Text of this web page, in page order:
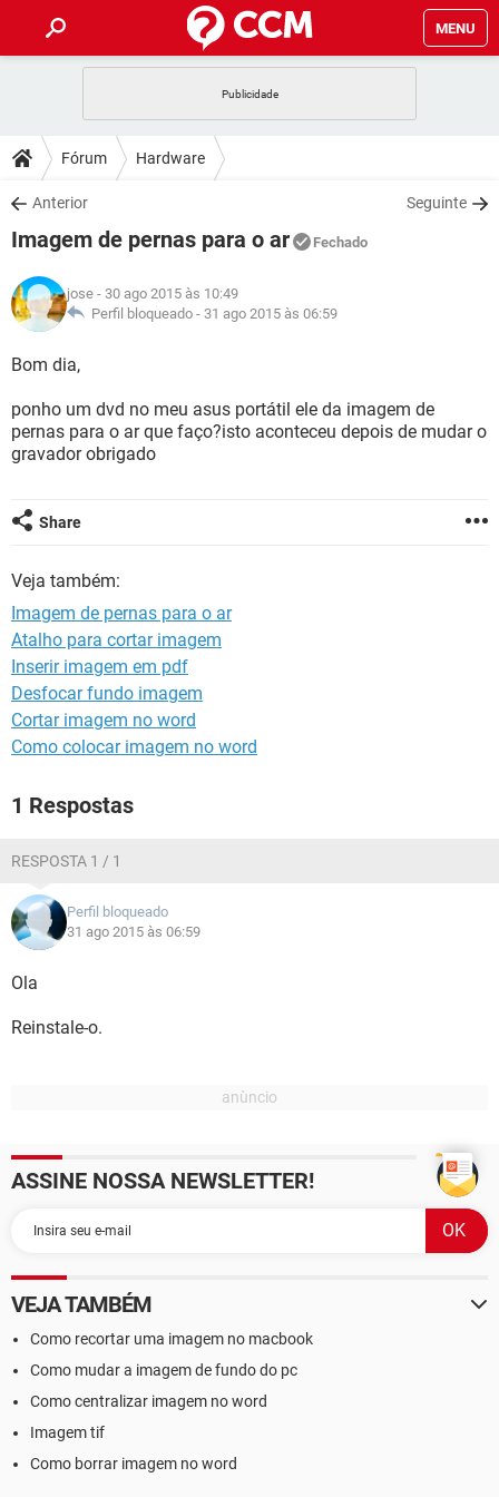
MENU
CELULAR
OUTLOOK
INSTAGRAM GMAIL
GUIA DE COMPRAS
DICAS
JOGOS
INSTAGRAM
GUIA DE COMPRAS
DOWNLOADS
JOGOS WHATSAPP
CELULAR
OUTLOOK EXCEL
INSTAGRAM
FÓRUM
JOGOS
CELULAR
OUTLOOK
INSTAGRAM GMAIL
GUIA DE COMPRAS
GLOSSÁRIO
JOGOS
OUTLOOK EXCEL
GUIA DE COMPRAS
Fórum Hardware
Anterior Seguinte
Imagem de pernas para o ar Fechado
jose - 30 ago 2015 às 10:49
Perfil bloqueado - 31 ago 2015 às 06:59
Bom dia,
ponho um dvd no meu asus portátil ele da imagem de
pernas para o ar que faço?isto aconteceu depois de mudar o
gravador obrigado
Share
Veja também:
Imagem de pernas para o ar
Atalho para cortar imagem
Inserir imagem em pdf
Desfocar fundo imagem
Cortar imagem no word
Como colocar imagem no word
1 Respostas
RESPOSTA 1 / 1
Perfil bloqueado
31 ago 2015 às 06:59
Ola
Reinstale-o.
ASSINE NOSSA NEWSLETTER!
VEJA TAMBÉM
Como recortar uma imagem no macbook
Como mudar a imagem de fundo do pc
Como centralizar imagem no word
Imagem tif
Como borrar imagem no word